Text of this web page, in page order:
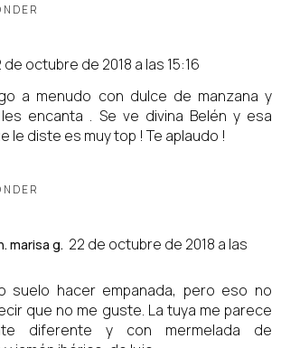
de octubre de 2018 a las 15:16
a menudo con dulce de manzana y
encanta . Se ve divina Belén y esa
le diste es muy top ! Te aplaudo !
marisa g. 22 de octubre de 2018 a las
suelo hacer empanada, pero eso no
que no me guste. La tuya me parece
diferente y con mermelada de